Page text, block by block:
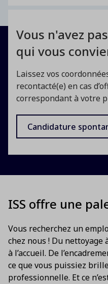
Vous n'avez
qui vous
Laissez vos
recontacté(e) en cas
correspondant à votre
Candidature
ISS offre une
Vous recherchez un
chez nous ! Du
à l’accueil. De
ce que vous puissiez
professionnelle. Et ce